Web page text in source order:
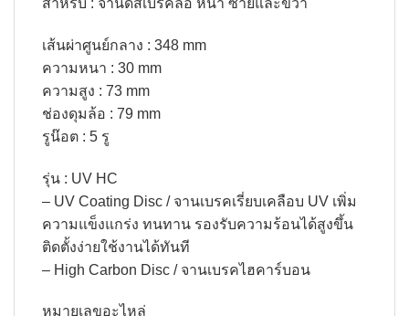
สำหรับ : จานดีสเบรคล้อ หน้า ซ้ายและขวา
เส้นผ่าศูนย์กลาง : 348 mm
ความหนา : 30 mm
ความสูง : 73 mm
ช่องดุมล้อ : 79 mm
รูน๊อต : 5 รู​
รุ่น : UV HC
– UV Coating Disc / จานเบรคเรี่ยบเคลือบ UV เพิ่ม
ความแข็งแกร่ง ทนทาน รองรับความร้อนได้สูงขึ้น
ติดตั้งง่ายใช้งานได้ทันที
– High Carbon Disc / จานเบรคไฮคาร์บอน
หมายเลขอะไหล่